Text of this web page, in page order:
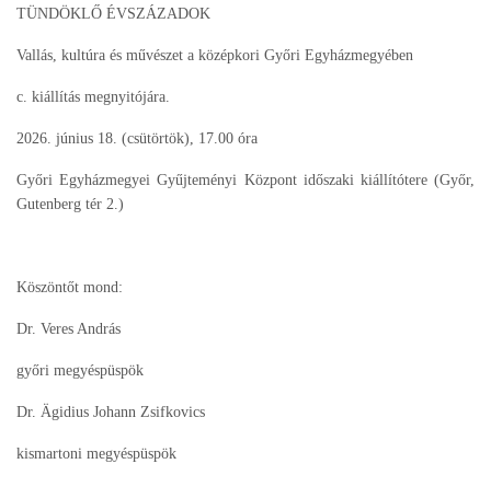
TÜNDÖKLŐ ÉVSZÁZADOK
Vallás, kultúra és művészet a középkori Győri Egyházmegyében
c. kiállítás megnyitójára.
2026. június 18. (csütörtök), 17.00 óra
Győri Egyházmegyei Gyűjteményi Központ időszaki kiállítótere (Győr,
Gutenberg tér 2.)
Köszöntőt mond:
Dr. Veres András
győri megyéspüspök
Dr. Ägidius Johann Zsifkovics
kismartoni megyéspüspök